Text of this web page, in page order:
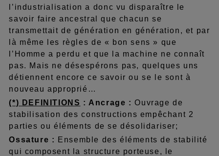
l’industrialisation a donc vu disparaître le
savoir faire ancestral que chacun se
transmettait de génération en génération, et par
là même les règles de « bon sens » que
l’Homme a perdu et que la machine ne connaît
pas. Mais ne désespérons pas, quelques uns
détiennent encore ce savoir ou se le sont à
nouveau approprié…
(*) DEFINITIONS : Ancrage :Ouvrage de
stabilisation des constructions empêchant 2
parties ou éléments de se désolidariser;
Ossature :
Ensemble des éléments de stabilité
qui composent la structure porteuse, le